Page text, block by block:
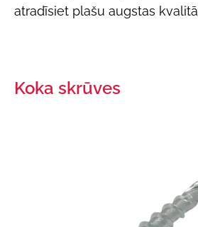
atradīsiet plašu augstas
Koka skrūves